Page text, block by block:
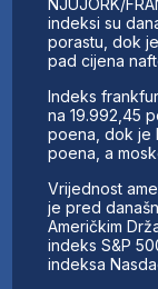
AKTIVNOSTI
SWOT INTERVJU
UČLANI SE
KONTAKT
NJUJORK/
indeksi su
porastu, dok
pad cijena
Indeks
na 19.992,45
poena, dok je
poena, a
Vrijednost
je pred
Američkim
indeks S&P
indeksa